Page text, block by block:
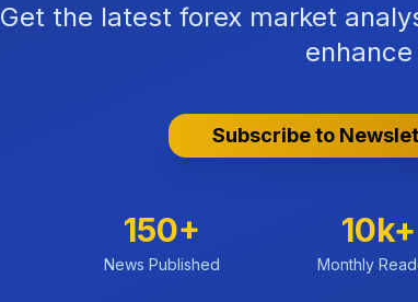
Get the latest forex market
Subscribe to
150+
News Published
10k+
Monthly